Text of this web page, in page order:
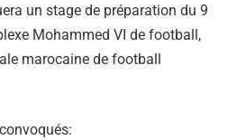
un stage de préparation du 9
Mohammed VI de football,
marocaine de football